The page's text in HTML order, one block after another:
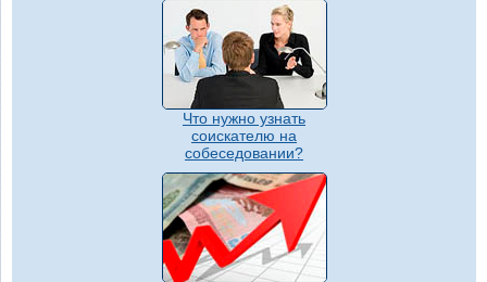
Что нужно узнать
соискателю на
собеседовании?